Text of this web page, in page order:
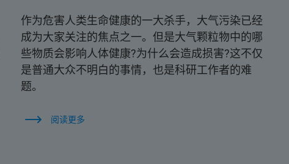
作为危害人类生命健康的一大杀手，大气污染已经
成为大家关注的焦点之一。但是大气颗粒物中的哪
些物质会影响人体健康?为什么会造成损害?这不仅
是普通大众不明白的事情，也是科研工作者的难
题。
阅读更多